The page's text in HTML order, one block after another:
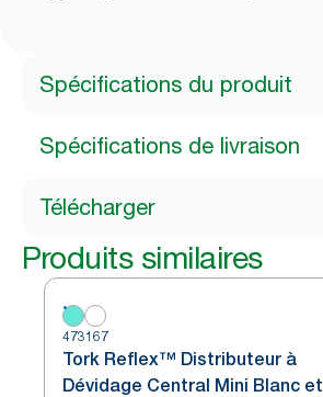
Spécifications du produit
Spécifications de livraison
Télécharger
Produits similaires
473167
Tork Reflex™ Distributeur à
Dévidage Central Mini Blanc et